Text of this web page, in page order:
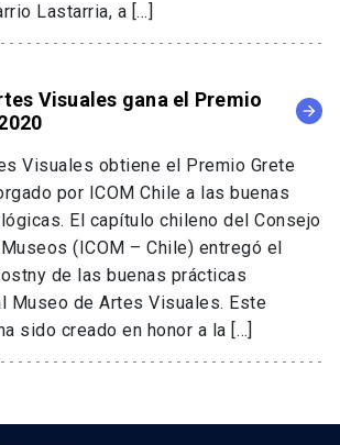
Lastarria, a […]
Visuales gana el Premio
arrow_forward
Visuales obtiene el Premio Grete
por ICOM Chile a las buenas
El capítulo chileno del Consejo
(ICOM – Chile) entregó el
de las buenas prácticas
Museo de Artes Visuales. Este
sido creado en honor a la […]